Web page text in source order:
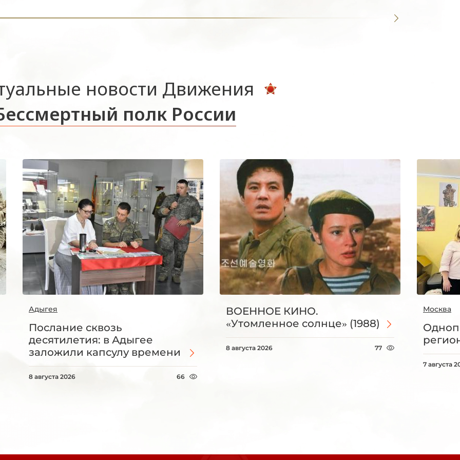
новости Движения
полк России
Адыгея
Послание сквозь
десятилетия: в Адыгее
заложили капсулу времени
8 августа 2026 66
ВОЕННОЕ КИНО.
«Утомленное солнце» (1988)
8 августа 2026 77
Москва
7 августа